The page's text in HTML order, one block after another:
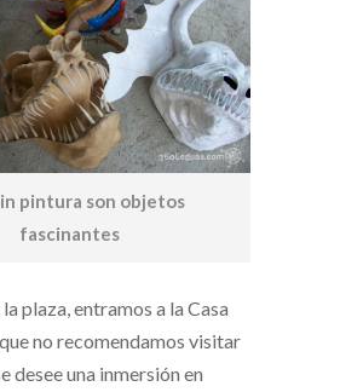
pintura son objetos
fascinantes
plaza, entramos a la Casa
no recomendamos visitar
desee una inmersión en